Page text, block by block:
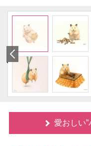
愛おしい